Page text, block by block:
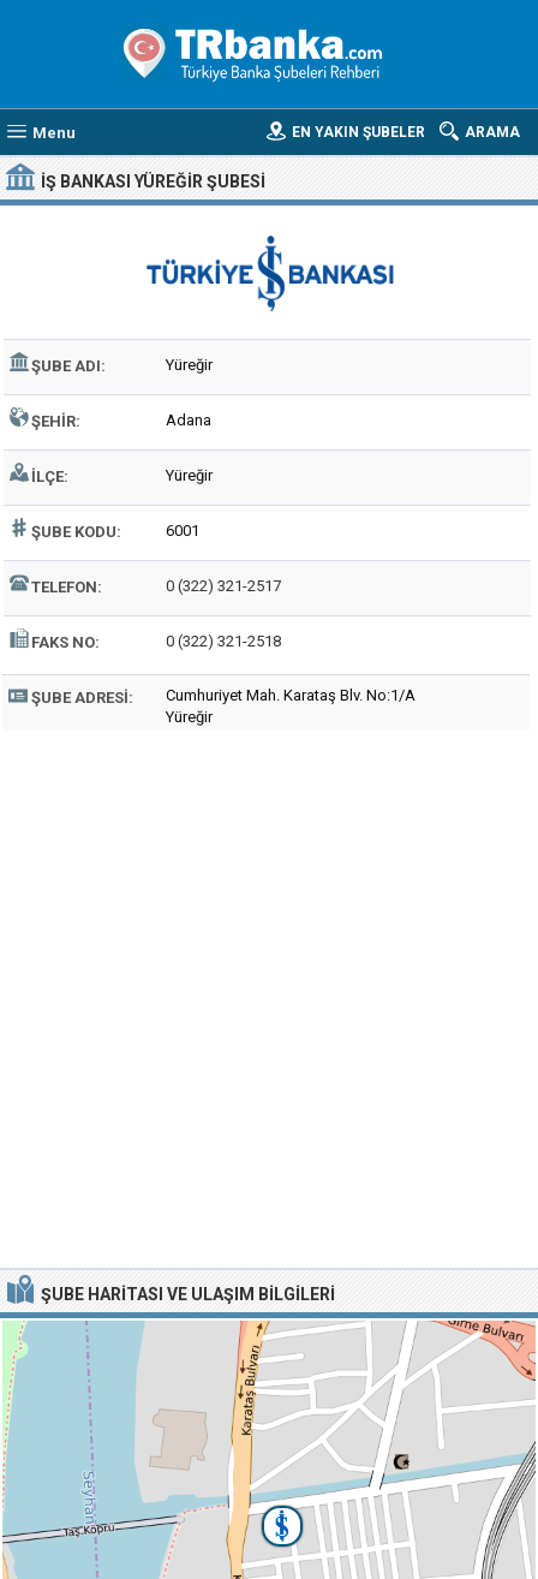
Menu ARAMA
EN YAKIN ŞUBELER
İŞ BANKASI YÜREĞIR ŞUBESI
ŞUBE ADI: Yüreğir
ŞEHIR: Adana
İLÇE: Yüreğir
ŞUBE KODU: 6001
TELEFON: 0 (322) 321-2517
FAKS NO: 0 (322) 321-2518
ŞUBE ADRESI:
Cumhuriyet Mah. Karataş Blv. No:1/A
Yüreğir
ŞUBE HARITASI VE ULAŞIM BILGILERI